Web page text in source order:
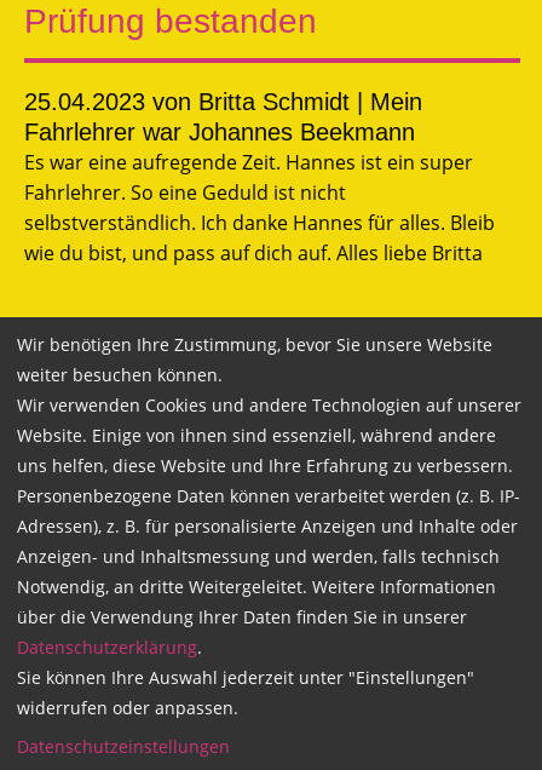
Prüfung bestanden
25.04.2023 von Britta Schmidt | Mein
Fahrlehrer war Johannes Beekmann
Es war eine aufregende Zeit. Hannes ist ein super
Fahrlehrer. So eine Geduld ist nicht
selbstverständlich. Ich danke Hannes für alles. Bleib
wie du bist, und pass auf dich auf. Alles liebe Britta
Bewertung
10.02.2023von Pascal Brötje | Mein
Fahrlehrer war Johannes Beekmann
Guter sympathischer Fahrlehrer hab mich sehr gut
aufgehoben gefühlt besser könnte es nicht sein
Danke Olaf
Wir benötigen Ihre Zustimmung, bevor Sie unsere Website
weiter besuchen können.
Wir verwenden Cookies und andere Technologien auf unserer
Website. Einige von ihnen sind essenziell, während andere
uns helfen, diese Website und Ihre Erfahrung zu verbessern.
Personenbezogene Daten können verarbeitet werden (z. B. IP-
Adressen), z. B. für personalisierte Anzeigen und Inhalte oder
Anzeigen- und Inhaltsmessung und werden, falls technisch
Notwendig, an dritte Weitergeleitet. Weitere Informationen
über die Verwendung Ihrer Daten finden Sie in unserer
Datenschutzerklärung.
Sie können Ihre Auswahl jederzeit unter "Einstellungen"
widerrufen oder anpassen.
Datenschutzeinstellungen